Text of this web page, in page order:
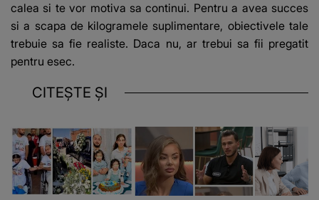
calea si te vor motiva sa continui. Pentru a avea succes
si a scapa de kilogramele suplimentare, obiectivele tale
trebuie sa fie realiste. Daca nu, ar trebui sa fii pregatit
pentru esec.
CITEȘTE ȘI